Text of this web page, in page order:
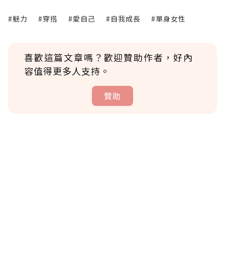
#魅力 #穿搭 #愛自己 #自我成長 #單身女性
喜歡這篇文章嗎？歡迎贊助作者，好內
容值得更多人支持。
贊助